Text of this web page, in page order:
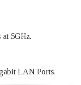
at 5GHz.
LAN Ports.